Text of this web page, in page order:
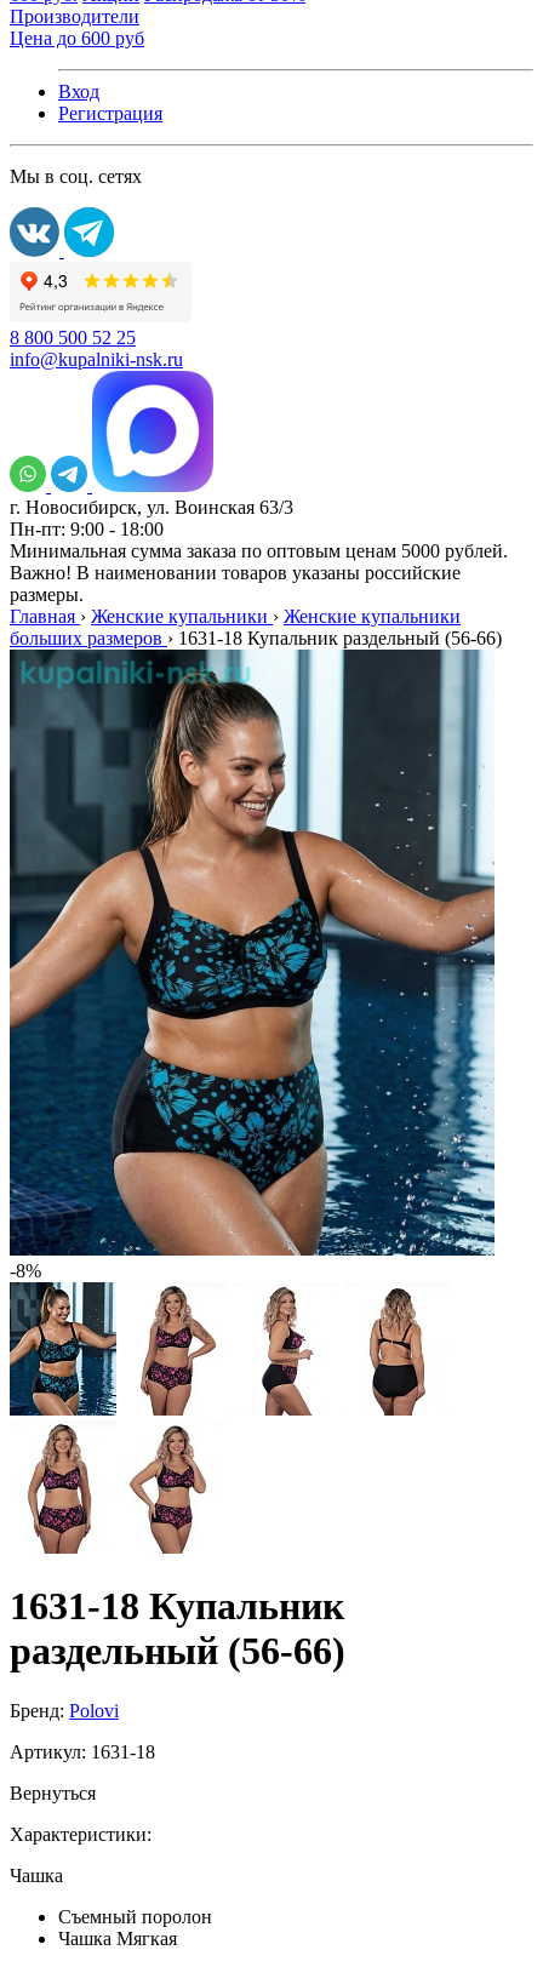
Производители
Цена до 600 руб
Вход
Регистрация
Мы в соц. сетях
8 800 500 52 25
info@kupalniki-nsk.ru
г. Новосибирск, ул. Воинская 63/3
Пн-пт: 9:00 - 18:00
Минимальная сумма заказа по оптовым ценам 5000 рублей.
Важно! В наименовании товаров указаны российские
размеры.
Главная › Женские купальники › Женские купальники
больших размеров › 1631-18 Купальник раздельный (56-66)
-8%
1631-18 Купальник
раздельный (56-66)
Бренд: Polovi
Артикул: 1631-18
Вернуться
Характеристики:
Чашка
Съемный поролон
Чашка Мягкая